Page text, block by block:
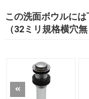
この洗面ボウルに
（32ミリ規格横穴